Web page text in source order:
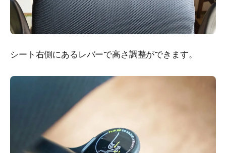
シート右側にあるレバーで高さ調整ができます。